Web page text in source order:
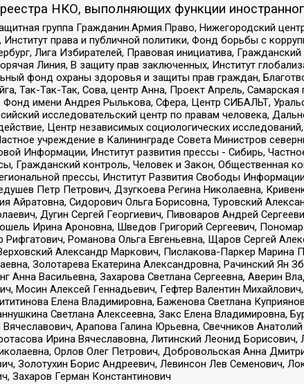
НКО, выполняющих функции
группа Гражданин.Армия.Право, Нижегородский
права и публичной политики, Фонд борьбы с
Лига Избирателей, Правовая инициатива,
Линия, В защиту прав заключенных, Институт
фонд охраны здоровья и защиты прав граждан,
Так-Так-Так, Сова, центр Анна, Проект Апрель,
Фонд имени Андрея Рылькова, Сфера, Центр СИБАЛЬТ,
исследовательский центр по правам человека,
Центр независимых социологических
учреждение в Калининграде Совета Министров
Информации, Институт развития прессы - Сибирь,
Гражданский контроль, Человек и Закон, Общественная
прессы, Институт Развития Свободы
Петр Петрович, Дзугкоева Регина Николаевна,
Айратовна, Сидорович Ольга Борисовна, Туровский
Дугин Сергей Георгиевич, Пивоваров Андрей
Ирина Ароновна, Шведов Григорий Сергеевич,
Рифгатович, Романова Ольга Евгеньевна, Щаров Сергей
Александр Маркович, Пислакова-Паркер Марина
Золотарева Екатерина Александровна, Рачинский
Анна Васильевна, Захарова Светлана Сергеевна, Аверин
Мосин Алексей Геннадьевич, Гефтер Валентин
Елена Владимировна, Баженова Светлана
Светлана Алексеевна, Закс Елена Владимировна,
Арапова Галина Юрьевна, Свечников
Ирина Вячеславовна, Литинский Леонид
Орлов Олег Петрович, Добровольская Анна
Золотухин Борис Андреевич, Левинсон Лев Семенович,
Захаров Герман Константинович